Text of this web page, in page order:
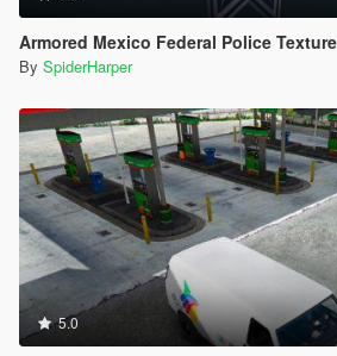
Armored Mexico Federal Police Texture
By SpiderHarper
5.0